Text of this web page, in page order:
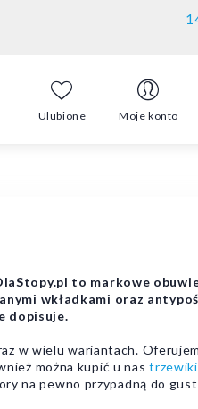
Ulubione Moje konto
to markowe
wkładkami oraz
dopisuje.
w wielu wariantach.
można kupić u nastrzewiki
na pewno przypadną do